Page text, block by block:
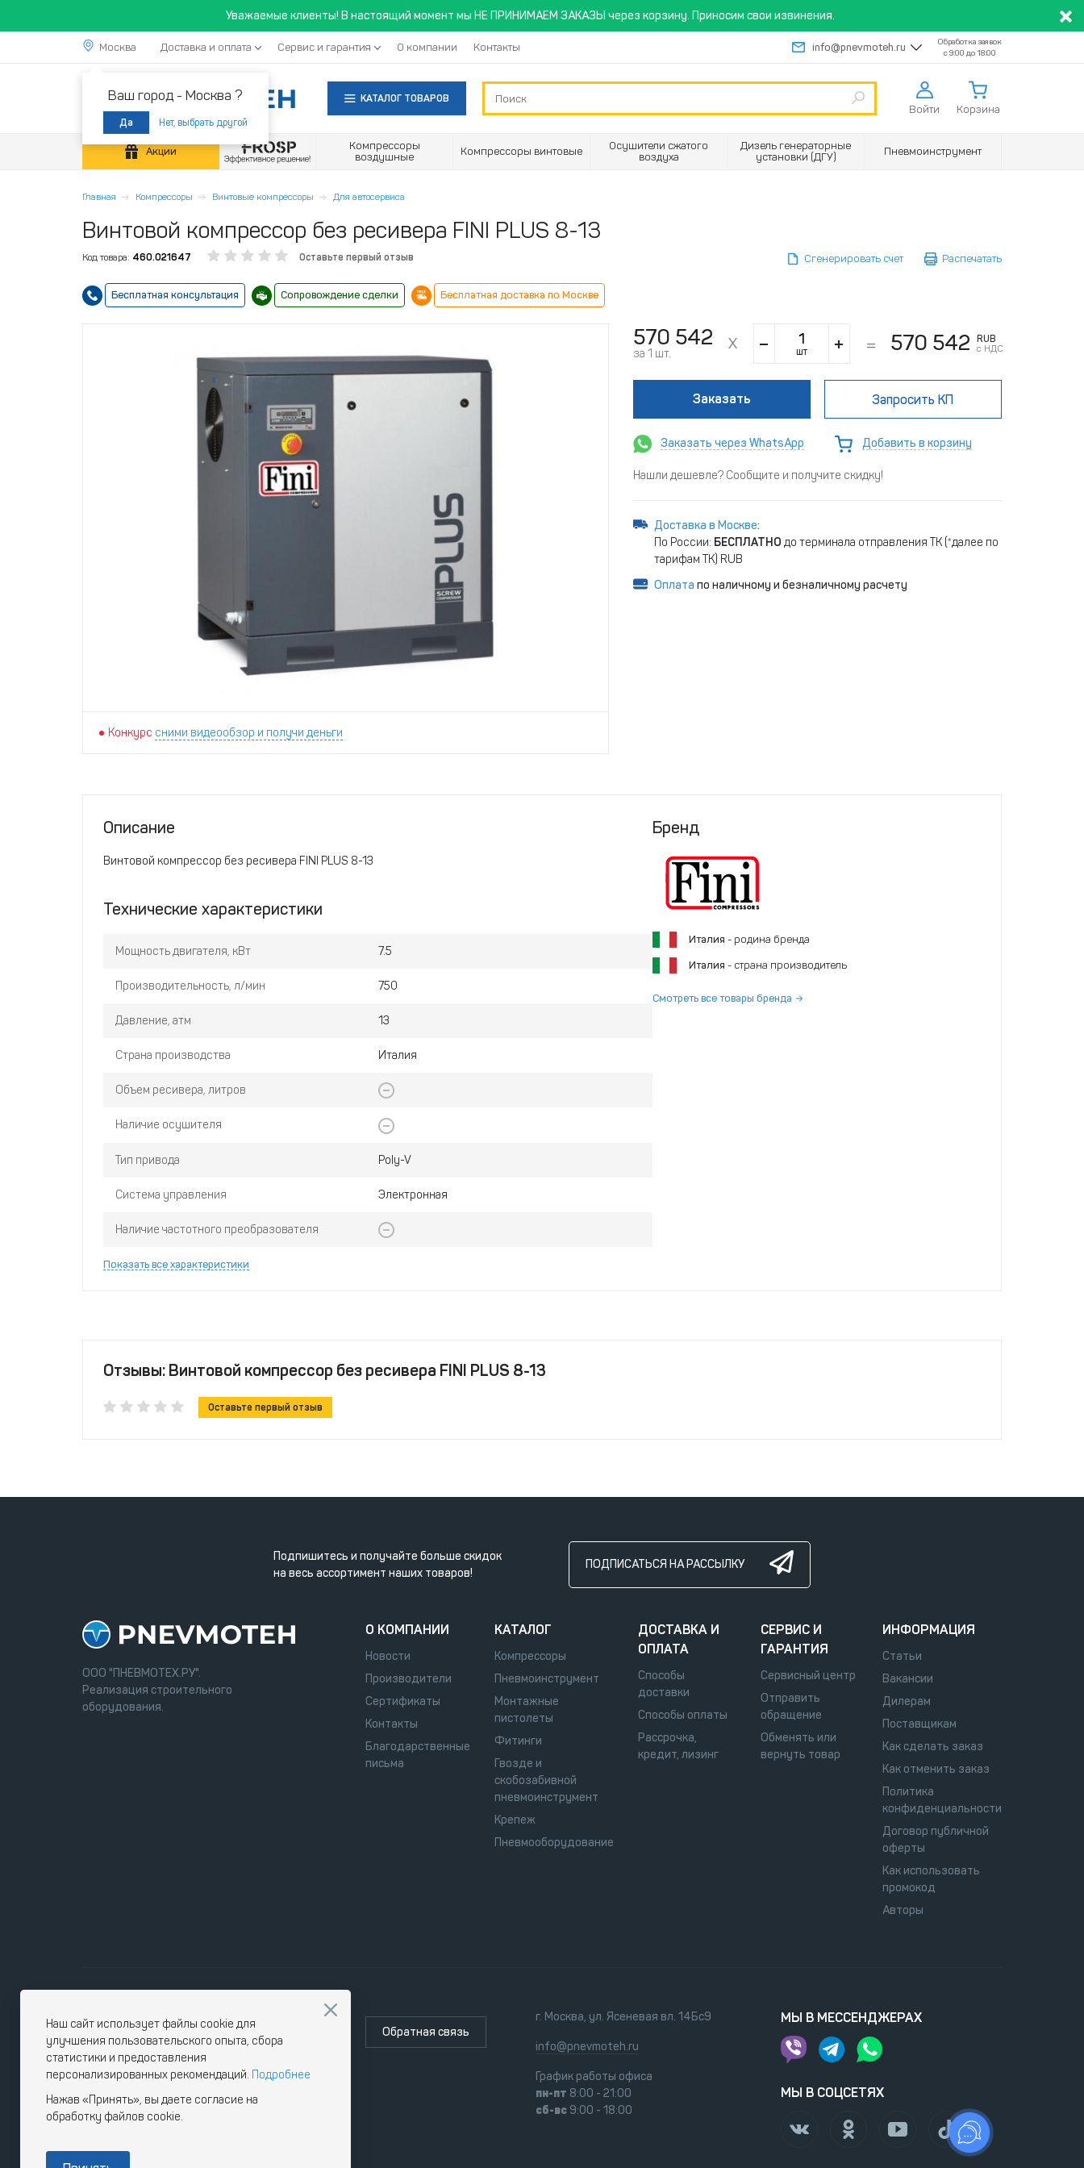
Уважаемые клиенты! В настоящий момент мы НЕ ПРИНИМАЕМ ЗАКАЗЫ через корзину. Приносим свои извинения.
Москва
Ваш город - Москва ?
Да Нет, выбрать другой
Доставка и оплата Сервис и гарантия О компании Контакты info@pnevmoteh.ru
Обработка заявок
с 9:00 до 18:00
КАТАЛОГ ТОВАРОВ
Войти Корзина
Акции
Компрессоры
воздушные
Компрессоры винтовые
Осушители сжатого
воздуха
Дизель генераторные
установки (ДГУ)
Пневмоинструмент
Главная Компрессоры Винтовые компрессоры Для автосервиса
Винтовой компрессор без ресивера FINI PLUS 8-13
Код товара: 460.021647 Оставьте первый отзыв Сгенерировать счет Распечатать
Бесплатная консультация Сопровождение сделки Бесплатная доставка по Москве
Конкурс сними видеообзор и получи деньги
570 542
за 1 шт. шт 570 542
RUB
с НДС
Заказать Запросить КП
Заказать через WhatsApp Добавить в корзину
Нашли дешевле? Сообщите и получите скидку!
Доставка в Москве:
По России: БЕСПЛАТНО до терминала отправления ТК (*далее по
тарифам ТК) RUB
Оплата по наличному и безналичному расчету
Описание
Винтовой компрессор без ресивера FINI PLUS 8-13
Технические характеристики
Мощность двигателя, кВт 7.5
Производительность, л/мин 750
Давление, атм 13
Страна производства Италия
Объем ресивера, литров
Наличие осушителя
Тип привода Poly-V
Система управления Электронная
Наличие частотного преобразователя
Показать все характеристики
Бренд
Италия - родина бренда
Италия - страна производитель
Смотреть все товары бренда
Отзывы: Винтовой компрессор без ресивера FINI PLUS 8-13
Оставьте первый отзыв
Подпишитесь и получайте больше скидок
на весь ассортимент наших товаров!
ПОДПИСАТЬСЯ НА РАССЫЛКУ
ООО "ПНЕВМОТЕХ.РУ".
Реализация строительного
оборудования.
О КОМПАНИИ
Новости
Производители
Сертификаты
Контакты
Благодарственные
письма
КАТАЛОГ
Компрессоры
Пневмоинструмент
Монтажные
пистолеты
Фитинги
Гвозде и
скобозабивной
пневмоинструмент
Крепеж
Пневмооборудование
ДОСТАВКА И
ОПЛАТА
Способы
доставки
Способы оплаты
Рассрочка,
кредит, лизинг
СЕРВИС И
ГАРАНТИЯ
Сервисный центр
Отправить
обращение
Обменять или
вернуть товар
ИНФОРМАЦИЯ
Статьи
Вакансии
Дилерам
Поставщикам
Как сделать заказ
Как отменить заказ
Политика
конфиденциальности
Договор публичной
оферты
Как использовать
промокод
Авторы
Обратная связь
г. Москва, ул. Ясеневая вл. 14Бс9
info@pnevmoteh.ru
График работы офиса
пн-пт 8:00 - 21:00
сб-вс9:00 - 18:00
МЫ В МЕССЕНДЖЕРАХ
МЫ В СОЦСЕТЯХ
Наш сайт использует файлы cookie для
улучшения пользовательского опыта, сбора
статистики и предоставления
персонализированных рекомендаций. Подробнее
Нажав «Принять», вы даете согласие на
обработку файлов cookie.